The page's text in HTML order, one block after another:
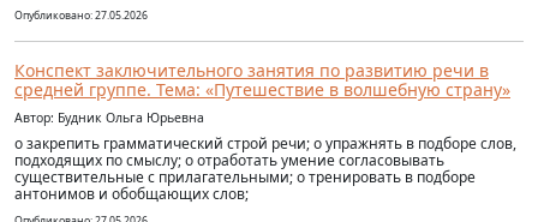
Опубликовано: 27.05.2026
Конспект заключительного занятия по развитию речи в
средней группе. Тема: «Путешествие в волшебную страну»
Автор: Будник Ольга Юрьевна
o закрепить грамматический строй речи; o упражнять в подборе слов,
подходящих по смыслу; o отработать умение согласовывать
существительные с прилагательными; o тренировать в подборе
антонимов и обобщающих слов;